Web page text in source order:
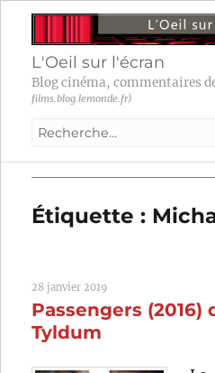
L'Oeil sur l'écran
Blog cinéma, commentaires
films.blog.lemonde.fr)
Recherche
:
Étiquette :
28 janvier 2019
Passengers (2016)
Tyldum